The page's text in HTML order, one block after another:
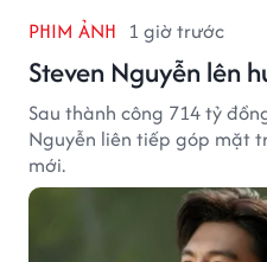
PHIM ẢNH 1 giờ trước
Steven Nguyễn lên
Sau thành công 714 tỷ
Nguyễn liên tiếp góp mặt
mới.